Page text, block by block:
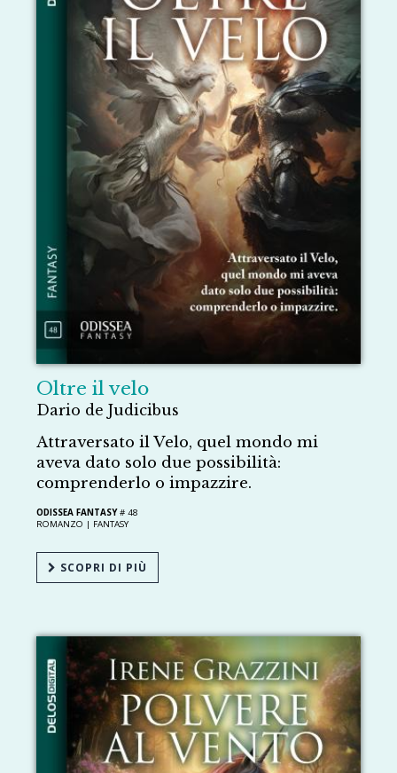
Oltre il velo
Dario de Judicibus
Attraversato il Velo, quel mondo mi
aveva dato solo due possibilità:
comprenderlo o impazzire.
ODISSEA FANTASY# 48
ROMANZO | FANTASY
SCOPRI DI PIÙ